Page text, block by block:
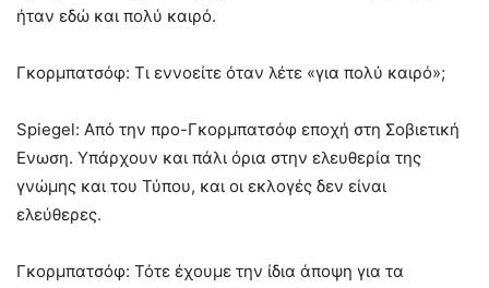
ήταν εδώ και πολύ καιρό.
Γκορμπατσόφ: Τι εννοείτε όταν λέτε «για πολύ καιρό»;
Spiegel: Από την προ-Γκορμπατσόφ εποχή στη Σοβιετική
Ενωση. Υπάρχουν και πάλι όρια στην ελευθερία της
γνώμης και του Τύπου, και οι εκλογές δεν είναι
ελεύθερες.
Γκορμπατσόφ: Τότε έχουμε την ίδια άποψη για τα